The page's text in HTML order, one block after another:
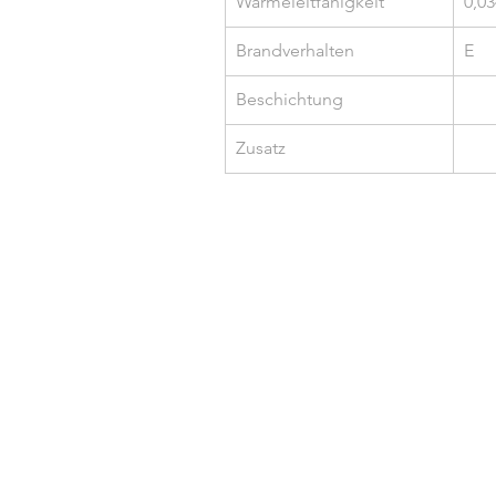
Brandverhalten E
Beschichtung
Zusatz